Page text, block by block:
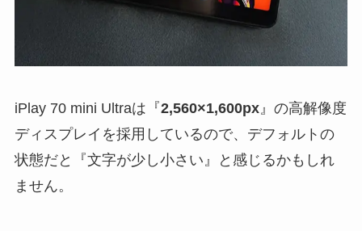
iPlay 70 mini Ultraは『2,560×1,600px』の高解像度
ディスプレイを採用しているので、デフォルトの
状態だと『文字が少し小さい』と感じるかもしれ
ません。